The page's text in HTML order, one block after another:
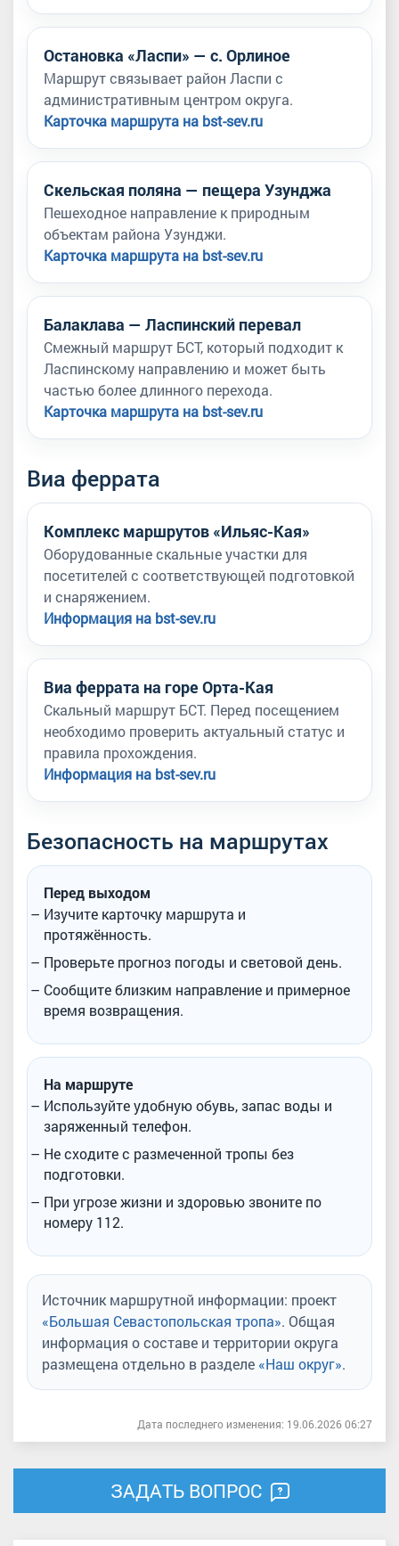
Остановка «Ласпи» — с. Орлиное
Маршрут связывает район Ласпи с
административным центром округа.
Карточка маршрута на bst-sev.ru
Скельская поляна — пещера Узунджа
Пешеходное направление к природным
объектам района Узунджи.
Карточка маршрута на bst-sev.ru
Балаклава — Ласпинский перевал
Смежный маршрут БСТ, который подходит к
Ласпинскому направлению и может быть
частью более длинного перехода.
Карточка маршрута на bst-sev.ru
Виа феррата
Комплекс маршрутов «Ильяс-Кая»
Оборудованные скальные участки для
посетителей с соответствующей подготовкой
и снаряжением.
Информация на bst-sev.ru
Виа феррата на горе Орта-Кая
Скальный маршрут БСТ. Перед посещением
необходимо проверить актуальный статус и
правила прохождения.
Информация на bst-sev.ru
Безопасность на маршрутах
Перед выходом
Изучите карточку маршрута и
протяжённость.
Проверьте прогноз погоды и световой день.
Сообщите близким направление и примерное
время возвращения.
На маршруте
Используйте удобную обувь, запас воды и
заряженный телефон.
Не сходите с размеченной тропы без
подготовки.
При угрозе жизни и здоровью звоните по
номеру 112.
Источник маршрутной информации: проект
«Большая Севастопольская тропа». Общая
информация о составе и территории округа
размещена отдельно в разделе «Наш округ».
Дата последнего изменения: 19.06.2026 06:27
ЗАДАТЬ ВОПРОС